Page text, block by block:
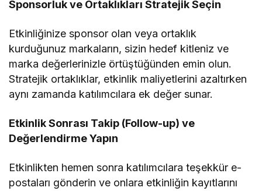
Sponsorluk ve Ortaklıkları Stratejik Seçin
Etkinliğinize sponsor olan veya ortaklık
kurduğunuz markaların, sizin hedef kitleniz ve
marka değerlerinizle örtüştüğünden emin olun.
Stratejik ortaklıklar, etkinlik maliyetlerini azaltırken
aynı zamanda katılımcılara ek değer sunar.
Etkinlik Sonrası Takip (Follow-up) ve
Değerlendirme Yapın
Etkinlikten hemen sonra katılımcılara teşekkür e-
postaları gönderin ve onlara etkinliğin kayıtlarını